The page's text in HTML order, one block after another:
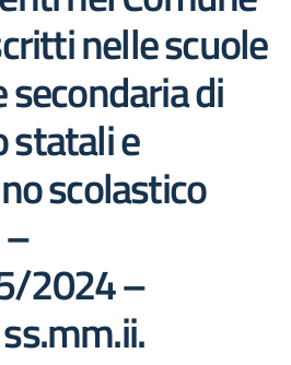
nelle scuole
di
statali e
scolastico
2024 –